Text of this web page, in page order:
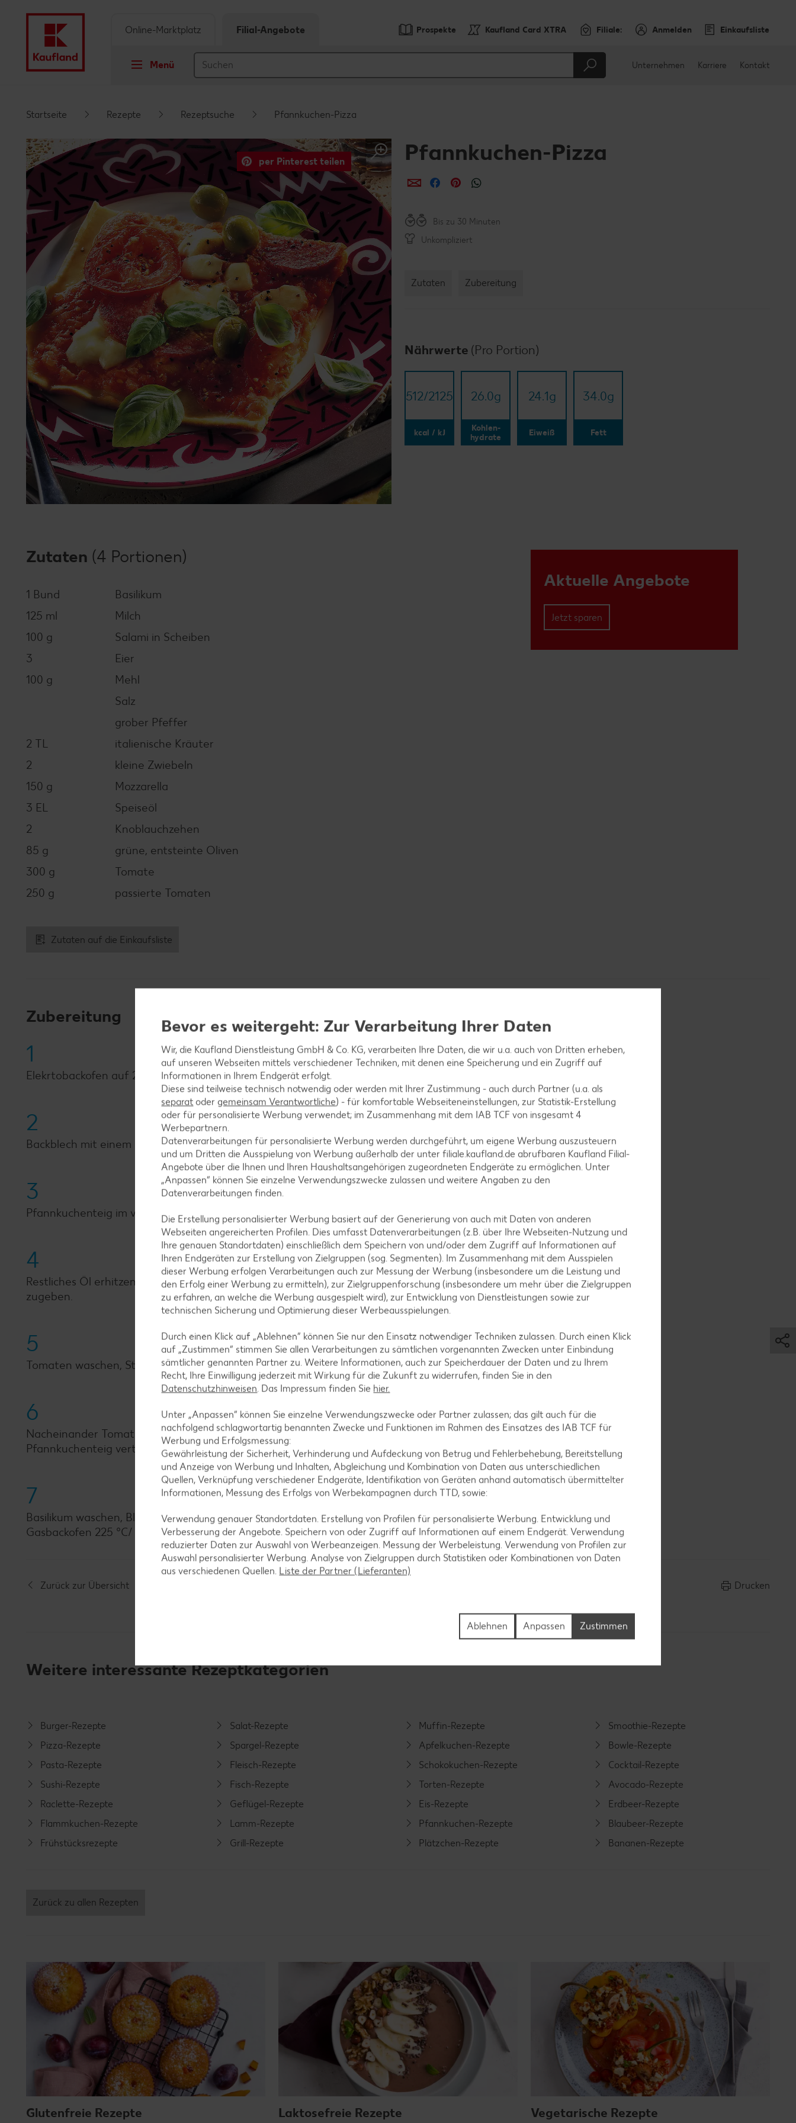
Footer
Schwebender Seitenbereich
Prospekte Kaufland Card XTRA Filiale: Anmelden Einkaufsliste
Menü
Online-Marktplatz Filial-Angebote
Unternehmen Karriere Kontakt
Startseite Rezepte Rezeptsuche Pfannkuchen-Pizza
per Pinterest teilen Pfannkuchen-Pizza
per E-Mail teilen
per Facebook teilen
per Pinterest teilen
Bis zu 30 Minuten
Unkompliziert
Zutaten Zubereitung
Nährwerte (Pro Portion)
512/​2125
kcal / kJ
26.0g
Kohlen-
hydrate
24.1g
Eiweiß
34.0g
Fett
Aktuelle Angebote
Jetzt sparen
Zutaten (4 Portionen)
1 Bund
Basilikum
125 ml
Milch
100 g
Salami in Scheiben
3
Eier
100 g
Mehl
Salz
grober Pfeffer
2 TL
italienische Kräuter
2
kleine Zwiebeln
150 g
Mozzarella
3 EL
Speiseöl
2
Knoblauchzehen
85 g
grüne, entsteinte Oliven
300 g
Tomate
250 g
passierte Tomaten
Zutaten auf die Einkaufsliste
Zubereitung
1
Elekrtobackofen auf 225 °C vorheizen. Mehl mit Milch und Eiern verrühren und mit Salz und Pfeffer würzen.
2
Backblech mit einem Esslöffel Öl bestreichen, Teig darauf gießen und glattstreichen.
3
Pfannkuchenteig im vorgeheizten Backofen bei 225 °C (Gas: Stufe 4) circa 9 Minuten backen.
4
Restliches Öl erhitzen, Zwiebeln und Knoblauchzehen abziehen, würfeln und andünsten. Passierte Tomaten
zugeben.
5
Tomaten waschen, Stielansatz entfernen und in Scheiben schneiden. Mozzarella würfeln.
6
Nacheinander Tomatensoße, Salami- und Tomatenscheiben, Mozzarella, Oliven und Kräuter auf dem
Pfannkuchenteig verteilen. Mit Salz und Pfeffer würzen. Fünf Minuten weiterbacken.
7
Basilikum waschen, Blättchen abzupfen, Pizza damit dekorieren und sofort servieren. (Elektro- und
Gasbackofen 225 °C/ Stufe 5, Umluft: 200 °C).
Zurück zur Übersicht Drucken
Weitere interessante Rezeptkategorien
Burger-Rezepte
Pizza-Rezepte
Pasta-Rezepte
Sushi-Rezepte
Raclette-Rezepte
Flammkuchen-Rezepte
Frühstücksrezepte
Salat-Rezepte
Spargel-Rezepte
Fleisch-Rezepte
Fisch-Rezepte
Geflügel-Rezepte
Lamm-Rezepte
Grill-Rezepte
Muffin-Rezepte
Apfelkuchen-Rezepte
Schokokuchen-Rezepte
Torten-Rezepte
Eis-Rezepte
Pfannkuchen-Rezepte
Plätzchen-Rezepte
Smoothie-Rezepte
Bowle-Rezepte
Cocktail-Rezepte
Avocado-Rezepte
Erdbeer-Rezepte
Blaubeer-Rezepte
Bananen-Rezepte
Zurück zu allen Rezepten
Glutenfreie Rezepte Laktosefreie Rezepte Vegetarische Rezepte
Bevor es weitergeht: Zur Verarbeitung Ihrer Daten
Wir, die Kaufland Dienstleistung GmbH & Co. KG, verarbeiten Ihre Daten, die wir u.a. auch von Dritten erheben,
auf unseren Webseiten mittels verschiedener Techniken, mit denen eine Speicherung und ein Zugriff auf
Informationen in Ihrem Endgerät erfolgt.
Diese sind teilweise technisch notwendig oder werden mit Ihrer Zustimmung - auch durch Partner (u.a. als
separat oder gemeinsam Verantwortliche) - für komfortable Webseiteneinstellungen, zur Statistik-Erstellung
oder für personalisierte Werbung verwendet; im Zusammenhang mit dem IAB TCF von insgesamt4
Werbepartnern.
Datenverarbeitungen für personalisierte Werbung werden durchgeführt, um eigene Werbung auszusteuern
und um Dritten die Ausspielung von Werbung außerhalb der unter filiale.kaufland.de abrufbaren Kaufland Filial-
Angebote über die Ihnen und Ihren Haushaltsangehörigen zugeordneten Endgeräte zu ermöglichen. Unter
„Anpassen“ können Sie einzelne Verwendungszwecke zulassen und weitere Angaben zu den
Datenverarbeitungen finden.
Die Erstellung personalisierter Werbung basiert auf der Generierung von auch mit Daten von anderen
Webseiten angereicherten Profilen. Dies umfasst Datenverarbeitungen (z.B. über Ihre Webseiten-Nutzung und
Ihre genauen Standortdaten) einschließlich dem Speichern von und/oder dem Zugriff auf Informationen auf
Ihren Endgeräten zur Erstellung von Zielgruppen (sog. Segmenten). Im Zusammenhang mit dem Ausspielen
dieser Werbung erfolgen Verarbeitungen auch zur Messung der Werbung (insbesondere um die Leistung und
den Erfolg einer Werbung zu ermitteln), zur Zielgruppenforschung (insbesondere um mehr über die Zielgruppen
zu erfahren, an welche die Werbung ausgespielt wird), zur Entwicklung von Dienstleistungen sowie zur
technischen Sicherung und Optimierung dieser Werbeausspielungen.
Durch einen Klick auf „Ablehnen“ können Sie nur den Einsatz notwendiger Techniken zulassen. Durch einen Klick
auf „Zustimmen“ stimmen Sie allen Verarbeitungen zu sämtlichen vorgenannten Zwecken unter Einbindung
sämtlicher genannten Partner zu. Weitere Informationen, auch zur Speicherdauer der Daten und zu Ihrem
Recht, Ihre Einwilligung jederzeit mit Wirkung für die Zukunft zu widerrufen, finden Sie in den
Datenschutzhinweisen. Das Impressum finden Sie hier.
Unter „Anpassen“ können Sie einzelne Verwendungszwecke oder Partner zulassen; das gilt auch für die
nachfolgend schlagwortartig benannten Zwecke und Funktionen im Rahmen des Einsatzes des IAB TCF für
Werbung und Erfolgsmessung:
Gewährleistung der Sicherheit, Verhinderung und Aufdeckung von Betrug und Fehlerbehebung, Bereitstellung
und Anzeige von Werbung und Inhalten, Abgleichung und Kombination von Daten aus unterschiedlichen
Quellen, Verknüpfung verschiedener Endgeräte, Identifikation von Geräten anhand automatisch übermittelter
Informationen, Messung des Erfolgs von Werbekampagnen durch TTD, sowie:
Verwendung genauer Standortdaten. Erstellung von Profilen für personalisierte Werbung. Entwicklung und
Verbesserung der Angebote. Speichern von oder Zugriff auf Informationen auf einem Endgerät. Verwendung
reduzierter Daten zur Auswahl von Werbeanzeigen. Messung der Werbeleistung. Verwendung von Profilen zur
Auswahl personalisierter Werbung. Analyse von Zielgruppen durch Statistiken oder Kombinationen von Daten
aus verschiedenen Quellen. Liste der Partner (Lieferanten)
Zustimmen
Anpassen
Ablehnen